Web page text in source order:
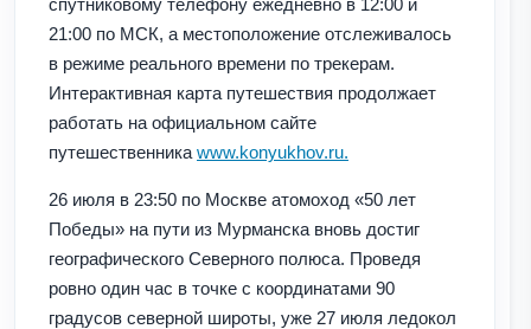
21:00 по МСК, а местоположение отслеживалось
в режиме реального времени по трекерам.
Интерактивная карта путешествия продолжает
работать на официальном сайте
путешественника www.konyukhov.ru.
26 июля в 23:50 по Москве атомоход «50 лет
Победы» на пути из Мурманска вновь достиг
географического Северного полюса. Проведя
ровно один час в точке с координатами 90
градусов северной широты, уже 27 июля ледокол